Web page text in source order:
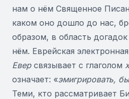
нам о нём Священное
каком оно дошло до нас,
образом, в область
нём. Еврейская
Еверсвязывает с глаголом
означает: «эмигрировать,
Теми, кто рассматривает